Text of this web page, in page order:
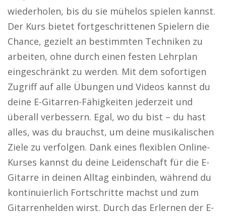
wiederholen, bis du sie mühelos spielen kannst.
Der Kurs bietet fortgeschrittenen Spielern die
Chance, gezielt an bestimmten Techniken zu
arbeiten, ohne durch einen festen Lehrplan
eingeschränkt zu werden. Mit dem sofortigen
Zugriff auf alle Übungen und Videos kannst du
deine E-Gitarren-Fähigkeiten jederzeit und
überall verbessern. Egal, wo du bist – du hast
alles, was du brauchst, um deine musikalischen
Ziele zu verfolgen. Dank eines flexiblen Online-
Kurses kannst du deine Leidenschaft für die E-
Gitarre in deinen Alltag einbinden, während du
kontinuierlich Fortschritte machst und zum
Gitarrenhelden wirst. Durch das Erlernen der E-